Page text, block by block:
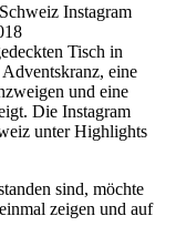
Instagram
Tisch in
eine
und eine
Die Instagram
unter Highlights
sind, möchte
zeigen und auf